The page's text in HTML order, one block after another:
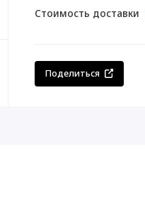
Стоимость доставки
Поделиться